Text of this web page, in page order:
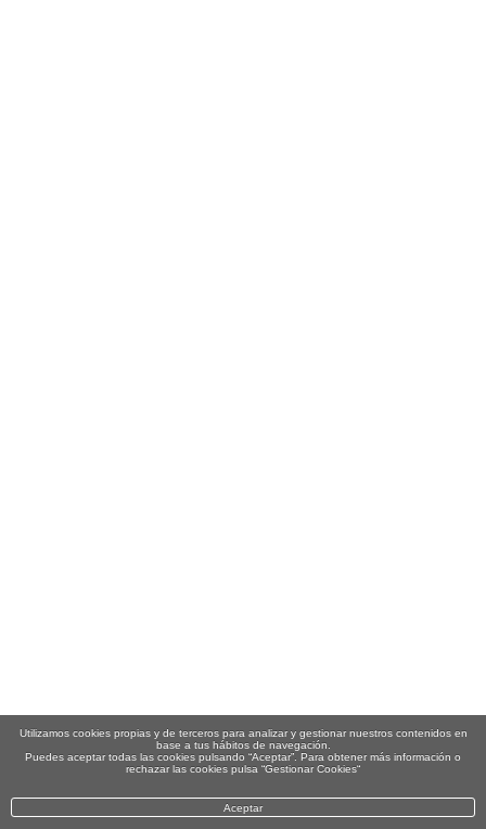
Utilizamos cookies propias y de terceros para analizar y gestionar nuestros contenidos en
base a tus hábitos de navegación.
Puedes aceptar todas las cookies pulsando “Aceptar”. Para obtener más información o
rechazar las cookies pulsa “Gestionar Cookies“
Aceptar